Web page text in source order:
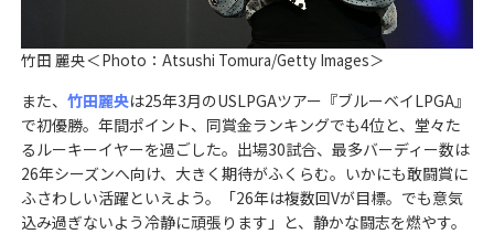
竹田 麗央＜Photo：Atsushi Tomura/Getty Images＞
また、 竹田麗央は25年3月のUSLPGAツアー『ブルーベイLPGA』
で初優勝。年間ポイント、同賞金ランキングでも4位と、堂々た
るルーキーイヤーを過ごした。出場30試合、最多バーディー数は
26年シーズンへ向け、大きく期待がふくらむ。いかにも敢闘賞に
ふさわしい活躍といえよう。「26年は複数回Vが目標。でも意気
込み過ぎないよう冷静に頑張ります」と、静かな闘志を燃やす。